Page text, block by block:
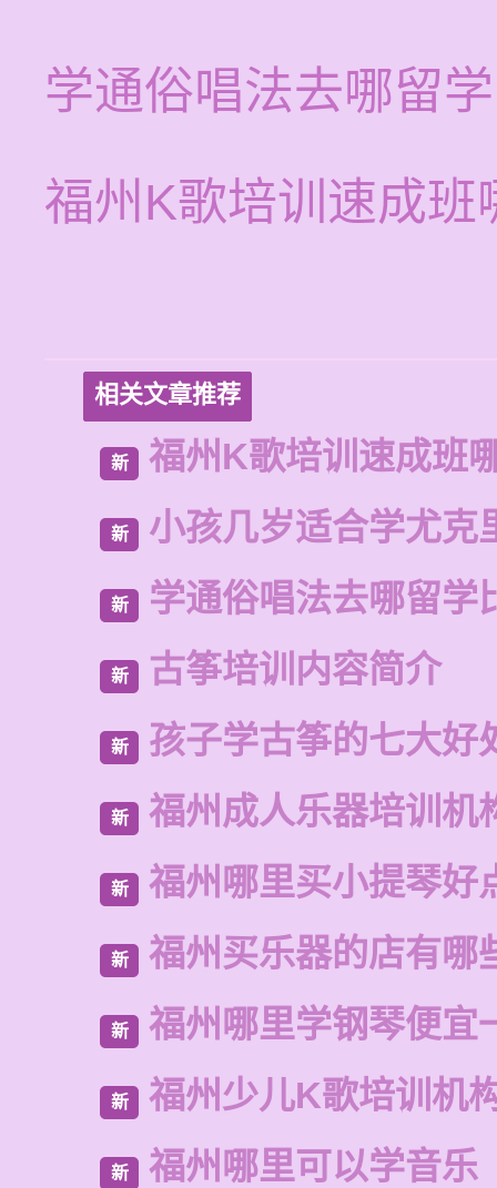
学通俗唱法去哪留
福州K歌培训速成班
相关文章推荐
新 福州K歌培训速成班
新 小孩几岁适合学尤克
新 学通俗唱法去哪留学
新 古筝培训内容简介
新 孩子学古筝的七大好
新 福州成人乐器培训机
新 福州哪里买小提琴好
新 福州买乐器的店有哪
新 福州哪里学钢琴便宜
新 福州少儿K歌培训机
新 福州哪里可以学音乐